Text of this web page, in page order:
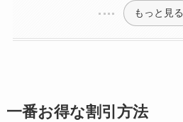
もっと見る
一番お得な割引方法